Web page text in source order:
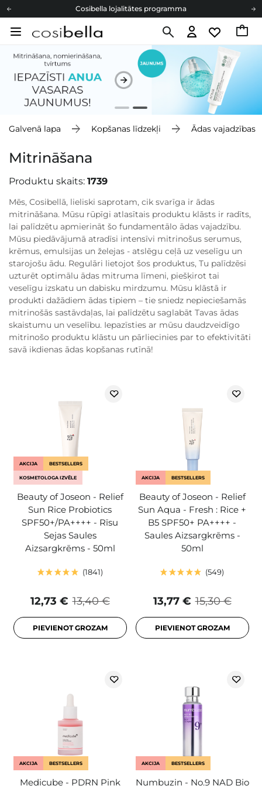
Cosibella lojalitātes programma
Bezmaskas piegāde no 49,00 €
Cosibella lojalitātes programma
Bezmaskas piegāde no 49,00 €
Galvenā lapa Kopšanas līdzekļi Ādas vajadzības
Mitrināšana
Produktu skaits: 1739
Mēs, Cosibellā, lieliski saprotam, cik svarīga ir ādas
mitrināšana. Mūsu rūpīgi atlasītais produktu klāsts ir radīts,
lai palīdzētu apmierināt šo fundamentālo ādas vajadzību.
Mūsu piedāvājumā atradīsi intensīvi mitrinošus serumus,
krēmus, emulsijas un želejas - atslēgu ceļā uz veselīgu un
starojošu ādu. Regulāri lietojot šos produktus, Tu palīdzēsi
uzturēt optimālu ādas mitruma līmeni, piešķirot tai
veselīgu izskatu un dabisku mirdzumu. Mūsu klāstā ir
produkti dažādiem ādas tipiem – tie sniedz nepieciešamās
mitrinošās sastāvdaļas, lai palīdzētu saglabāt Tavas ādas
skaistumu un veselību. Iepazīsties ar mūsu daudzveidīgo
mitrinošo produktu klāstu un pārliecinies par to efektivitāti
savā ikdienas ādas kopšanas rutīnā!
AKCIJA BESTSELLERS
KOSMETOLOGA IZVĒLE
Beauty of Joseon - Relief
Sun Rice Probiotics
SPF50+/PA++++ - Rīsu
Sejas Saules
Aizsargkrēms - 50ml
1841
13,40 €
12,73 €
PIEVIENOT GROZAM
AKCIJA BESTSELLERS
Beauty of Joseon - Relief
Sun Aqua - Fresh : Rice +
B5 SPF50+ PA++++ -
Saules Aizsargkrēms -
50ml
549
15,30 €
13,77 €
PIEVIENOT GROZAM
AKCIJA BESTSELLERS
Medicube - PDRN Pink
AKCIJA BESTSELLERS
Numbuzin - No.9 NAD Bio